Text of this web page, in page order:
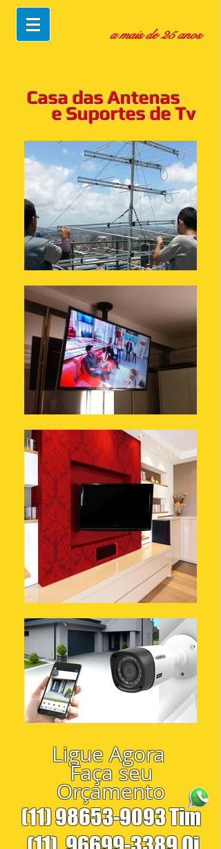
a mais de 25 anos
Casa das Antenas
e Suportes de Tv
Ligue Agora
Faça seu
Orçamento
(11) 98653-9093Tim